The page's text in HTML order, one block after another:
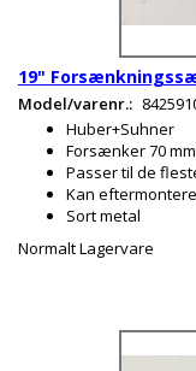
19"
Model/varenr.:
Huber+Suhner
Forsænker 70 mm
Passer til de
Kan
Sort metal
Normalt Lagervare